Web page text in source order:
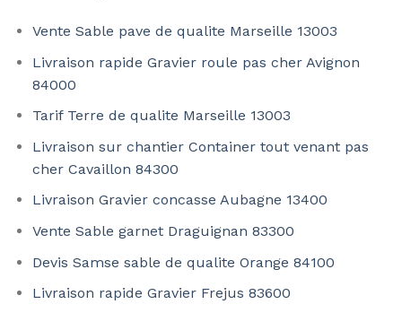
Vente Sable pave de qualite Marseille 13003
Livraison rapide Gravier roule pas cher Avignon
84000
Tarif Terre de qualite Marseille 13003
Livraison sur chantier Container tout venant pas
cher Cavaillon 84300
Livraison Gravier concasse Aubagne 13400
Vente Sable garnet Draguignan 83300
Devis Samse sable de qualite Orange 84100
Livraison rapide Gravier Frejus 83600